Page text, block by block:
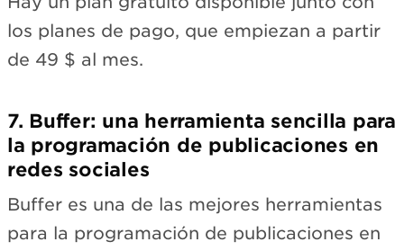
los planes de pago, que empiezan a partir
de 49 $ al mes.
7. Buffer: una herramienta sencilla para
la programación de publicaciones en
redes sociales
Buffer es una de las mejores herramientas
para la programación de publicaciones en